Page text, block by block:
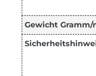
Gewicht Gramm/